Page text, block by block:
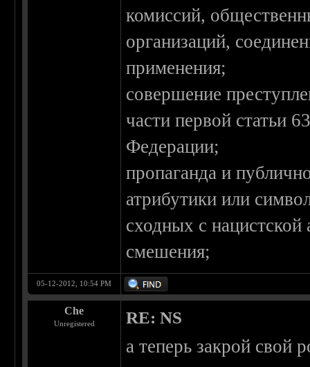
комиссий,
организаций,
применения;
совершение
части первой статьи
Федерации;
пропаганда и
атрибутики или
сходных с
смешения;
05-12-2012, 10:54 PM
Che
Unregistered RE: NS
а теперь закрой свой